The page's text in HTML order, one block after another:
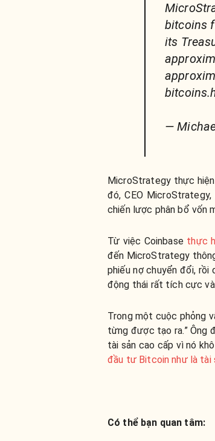
bitcoins
its
—
MicroStrategy thực
đó, CEO
chiến lược phân bổ vốn
Từ việc Coinbase thực
đến MicroStrategy
phiếu nợ chuyển đổi,
động thái rất tích cực và
Trong một cuộc phỏng
từng được tạo ra.” Ông
tài sản cao cấp vì nó
đầu tư Bitcoin như là tài
Có thể bạn quan tâm: